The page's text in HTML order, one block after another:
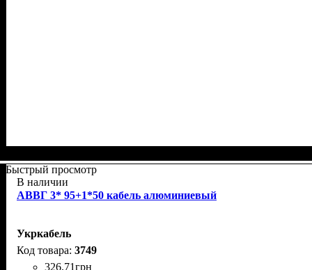
Быстрый просмотр
В наличии
АВВГ 3* 95+1*50 кабель алюминиевый
Укркабель
3749
326.71грн